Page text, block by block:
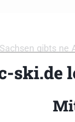
gibts ne
ski.de